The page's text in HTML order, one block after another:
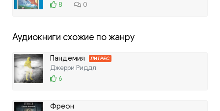
8
0
Аудиокниги схожие по жанру
Пандемия ЛИТРЕС
Джерри Риддл
6
Фреон